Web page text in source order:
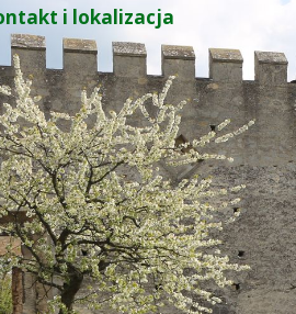
i lokalizacja